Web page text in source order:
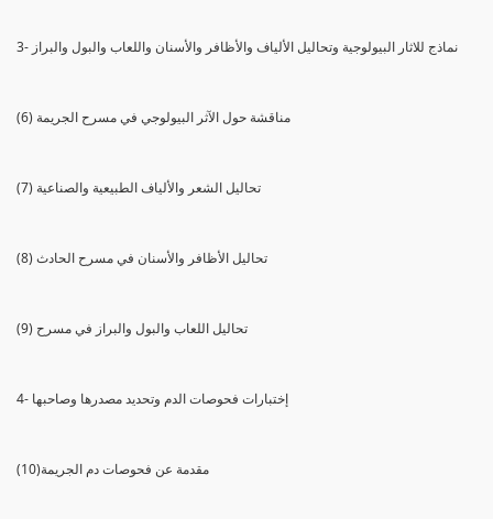
3- نماذج للاثار البيولوجية وتحاليل الألياف والأظافر والأسنان واللعاب والبول والبراز
(6) مناقشة حول الآثر البيولوجي في مسرح الجريمة
(7) تحاليل الشعر والألياف الطبيعية والصناعية
(8) تحاليل الأظافر والأسنان في مسرح الحادث
(9) تحاليل اللعاب والبول والبراز في مسرح
4- إختبارات فحوصات الدم وتحديد مصدرها وصاحبها
(10)مقدمة عن فحوصات دم الجريمة